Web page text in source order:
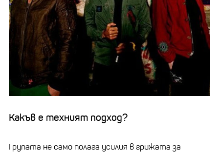
Какъв е техният подход?
Групата не само полага усилия в грижата за